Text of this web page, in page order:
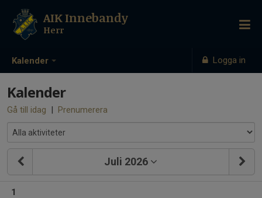
Kalender Logga in
AIK Innebandy
Herr
Kalender
Gå till idag | Prenumerera
Juli 2026
1